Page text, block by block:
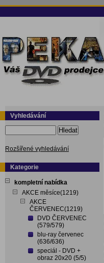
Vyhledávání
Hledat
Rozšířené vyhledávání
Kategorie
kompletní nabídka
AKCE měsíce(1219)
AKCE
ČERVENEC(1219)
DVD ČERVENEC
(579/579)
blu-ray červenec
(636/636)
speciál - DVD +
obraz 20x20 (5/5)